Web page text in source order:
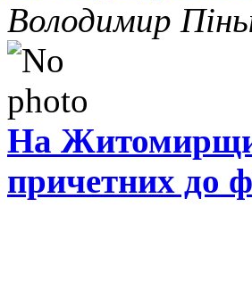
Володимир
На
причетних до